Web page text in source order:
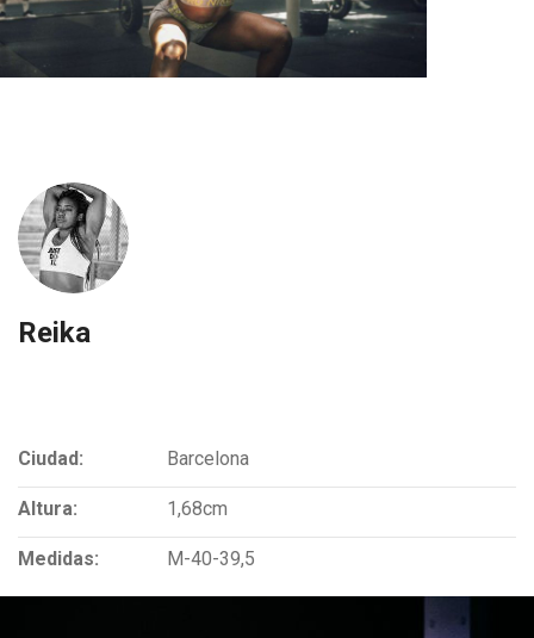
Reika
Ciudad: Barcelona
Altura: 1,68cm
Medidas: M-40-39,5